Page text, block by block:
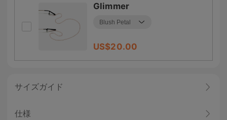
Glimmer
US$20.00
サイズガイド
仕様